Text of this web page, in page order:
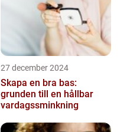
27 december 2024
Skapa en bra bas:
grunden till en hållbar
vardagssminkning